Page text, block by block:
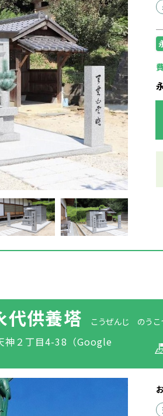
供養塔 こうぜんじ のうこ
２丁目4-38 （Google